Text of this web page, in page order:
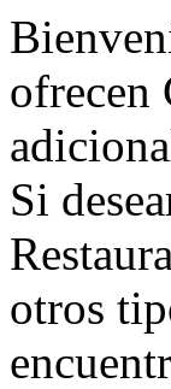
ofrecen
Si
otros